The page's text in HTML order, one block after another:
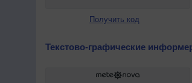
Получить код
Текстово-графические